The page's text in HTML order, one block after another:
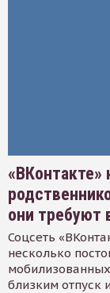
«ВКонтакте»
они требуют
Соцсеть
несколько
близким отпуск